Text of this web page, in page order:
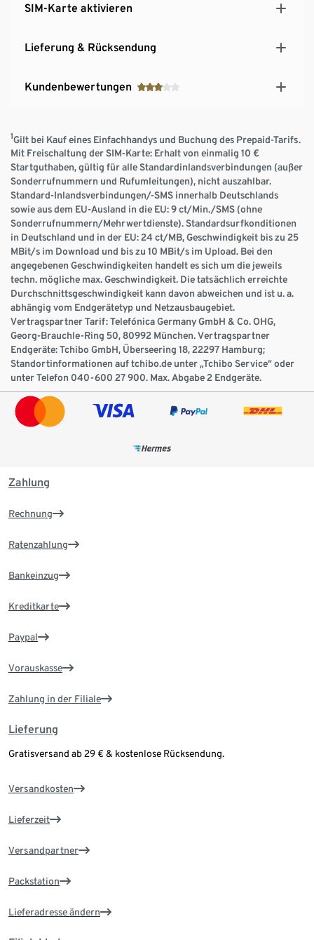
SIM-Karte aktivieren
Lieferung & Rücksendung
Kundenbewertungen
1Gilt bei Kauf eines Einfachhandys und Buchung des Prepaid-Tarifs.
Mit Freischaltung der SIM-Karte: Erhalt von einmalig 10 €
Startguthaben, gültig für alle Standardinlandsverbindungen (außer
Sonderrufnummern und Rufumleitungen), nicht auszahlbar.
Standard-Inlandsverbindungen/-SMS innerhalb Deutschlands
sowie aus dem EU-Ausland in die EU: 9 ct/Min./SMS (ohne
Sonderrufnummern/Mehrwertdienste). Standardsurfkonditionen
in Deutschland und in der EU: 24 ct/MB, Geschwindigkeit bis zu 25
MBit/s im Download und bis zu 10 MBit/s im Upload. Bei den
angegebenen Geschwindigkeiten handelt es sich um die jeweils
techn. mögliche max. Geschwindigkeit. Die tatsächlich erreichte
Durchschnittsgeschwindigkeit kann davon abweichen und ist u. a.
abhängig vom Endgerätetyp und Netzausbaugebiet.
Vertragspartner Tarif: Telefónica Germany GmbH & Co. OHG,
Georg-Brauchle-Ring 50, 80992 München. Vertragspartner
Endgeräte: Tchibo GmbH, Überseering 18, 22297 Hamburg;
Standortinformationen auf tchibo.de unter „Tchibo Service“ oder
unter Telefon 040-600 27 900. Max. Abgabe 2 Endgeräte.
Zahlung
Rechnung
Ratenzahlung
Bankeinzug
Kreditkarte
Paypal
Vorauskasse
Zahlung in der Filiale
Lieferung
Gratisversand ab 29 € & kostenlose Rücksendung.
Versandkosten
Lieferzeit
Versandpartner
Packstation
Lieferadresse ändern